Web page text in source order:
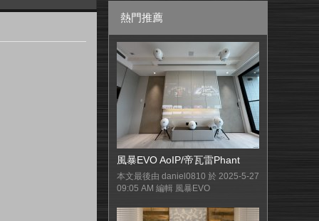
熱門推薦
風暴EVO AoIP/帝瓦雷Phant
本文最後由 daniel0810 於 2025-5-27
09:05 AM 編輯 風暴EVO